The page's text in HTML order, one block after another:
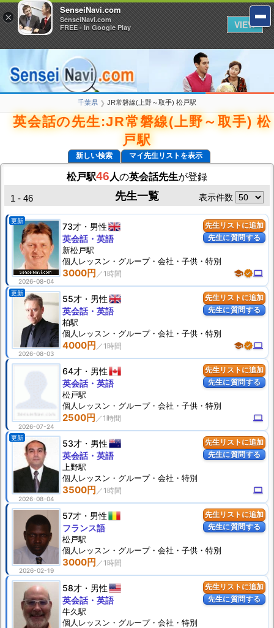
千葉県 ❯ JR常磐線(上野～取手) 松戸駅
英会話の先生:JR常磐線(上野～取手) 松
戸駅
新しい検索 マイ先生リストを表示
松戸駅46 人の英会話先生が登録
先生一覧
1 - 46 表示件数
先生リストに追加
先生に質問する
更新
2026-08-04
73才 男性
3000円 schoolverifiedcomputer
英会話・英語
新松戸駅
個人 レッスン ・グループ・会社・子供・特別
先生リストに追加
先生に質問する
更新
2026-08-03
55才 男性
4000円 schoolverifiedcomputer
英会話・英語
柏駅
個人 レッスン ・グループ・会社・子供・特別
先生リストに追加
先生に質問する
2026-07-24
64才 男性
2500円 computer
英会話・英語
松戸駅
個人 レッスン ・グループ・会社・子供・特別
先生リストに追加
先生に質問する
更新
2026-08-04
53才 男性
3500円 computer
英会話・英語
上野駅
個人 レッスン ・グループ・会社・特別
先生リストに追加
先生に質問する
2026-02-19
57才 男性
3000円
フランス語
松戸駅
個人 レッスン ・グループ・会社・子供・特別
先生リストに追加
先生に質問する
58才 男性
英会話・英語
牛久駅
個人 レッスン ・グループ・会社・特別
×
SenseiNavi.com
SenseiNavi.com
FREE - In Google Play
VIEW
×
SenseiNavi.com
SenseiNavi.com
FREE - In Google Play
VIEW